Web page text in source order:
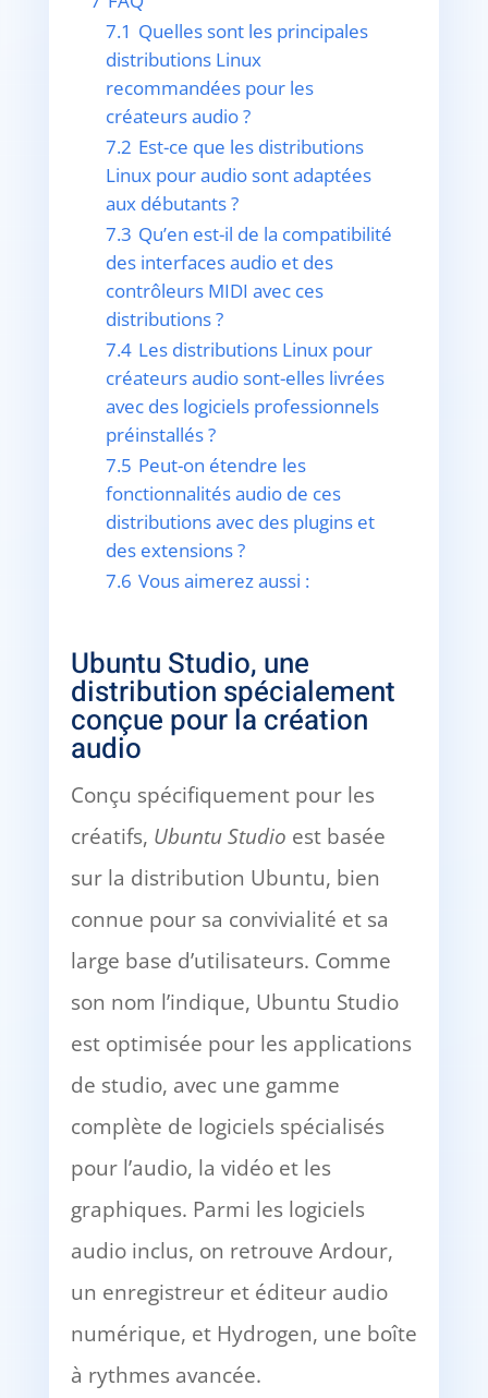
7.1 Quelles sont les principales
distributions Linux
recommandées pour les
créateurs audio ?
7.2 Est-ce que les distributions
Linux pour audio sont adaptées
aux débutants ?
7.3 Qu’en est-il de la compatibilité
des interfaces audio et des
contrôleurs MIDI avec ces
distributions ?
7.4 Les distributions Linux pour
créateurs audio sont-elles livrées
avec des logiciels professionnels
préinstallés ?
7.5 Peut-on étendre les
fonctionnalités audio de ces
distributions avec des plugins et
des extensions ?
7.6 Vous aimerez aussi :
Ubuntu Studio, une
distribution spécialement
conçue pour la création
audio
Conçu spécifiquement pour les
créatifs, Ubuntu Studio est basée
sur la distribution Ubuntu, bien
connue pour sa convivialité et sa
large base d’utilisateurs. Comme
son nom l’indique, Ubuntu Studio
est optimisée pour les applications
de studio, avec une gamme
complète de logiciels spécialisés
pour l’audio, la vidéo et les
graphiques. Parmi les logiciels
audio inclus, on retrouve Ardour,
un enregistreur et éditeur audio
numérique, et Hydrogen, une boîte
à rythmes avancée.